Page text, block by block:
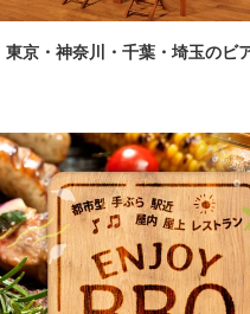
東京・神奈川・千葉・埼玉のビ